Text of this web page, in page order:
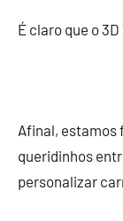
É claro que o
Afinal, estamos
queridinhos
personalizar